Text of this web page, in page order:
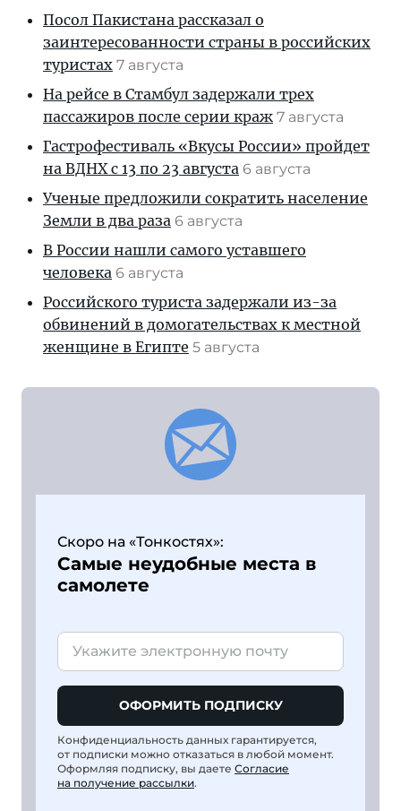
Посол Пакистана рассказал о
заинтересованности страны в российских
туристах 7 августа
На рейсе в Стамбул задержали трех
пассажиров после серии краж 7 августа
Гастрофестиваль «Вкусы России» пройдет
на ВДНХ с 13 по 23 августа 6 августа
Ученые предложили сократить население
Земли в два раза 6 августа
В России нашли самого уставшего
человека 6 августа
Российского туриста задержали из-за
обвинений в домогательствах к местной
женщине в Египте 5 августа
Скоро на «Тонкостях»:
Самые неудобные места в
самолете
ОФОРМИТЬ ПОДПИСКУ
Конфиденциальность данных гарантируется,
от подписки можно отказаться в любой момент.
Оформляя подписку, вы даете Согласие
на получение рассылки.